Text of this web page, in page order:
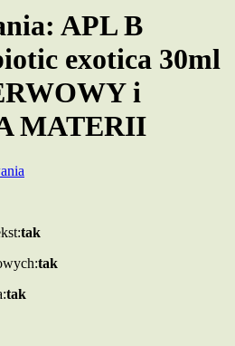
APL B
exotica 30ml
i
MATERII
tak
tak
tak